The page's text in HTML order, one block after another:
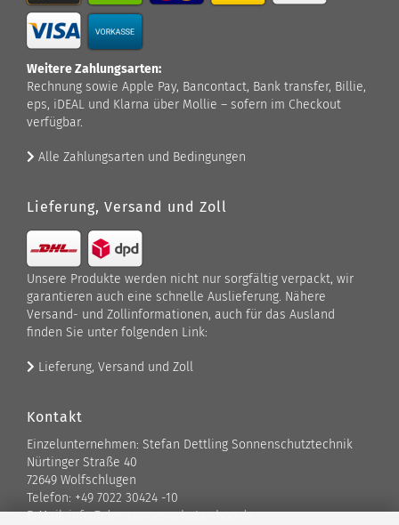
Weitere Zahlungsarten:
Rechnung sowie Apple Pay, Bancontact, Bank transfer, Billie,
eps, iDEAL und Klarna über Mollie – sofern im Checkout
verfügbar.
Alle Zahlungsarten und Bedingungen
Lieferung, Versand und Zoll
Unsere Produkte werden nicht nur sorgfältig verpackt, wir
garantieren auch eine schnelle Auslieferung. Nähere
Versand- und Zollinformationen, auch für das Ausland
finden Sie unter folgenden Link:
Lieferung, Versand und Zoll
Kontakt
Einzelunternehmen: Stefan Dettling Sonnenschutztechnik
Nürtinger Straße 40
72649 Wolfschlugen
Telefon: +49 7022 30424 -10
E-Mail: info@der-sonnenschutz-shop.de